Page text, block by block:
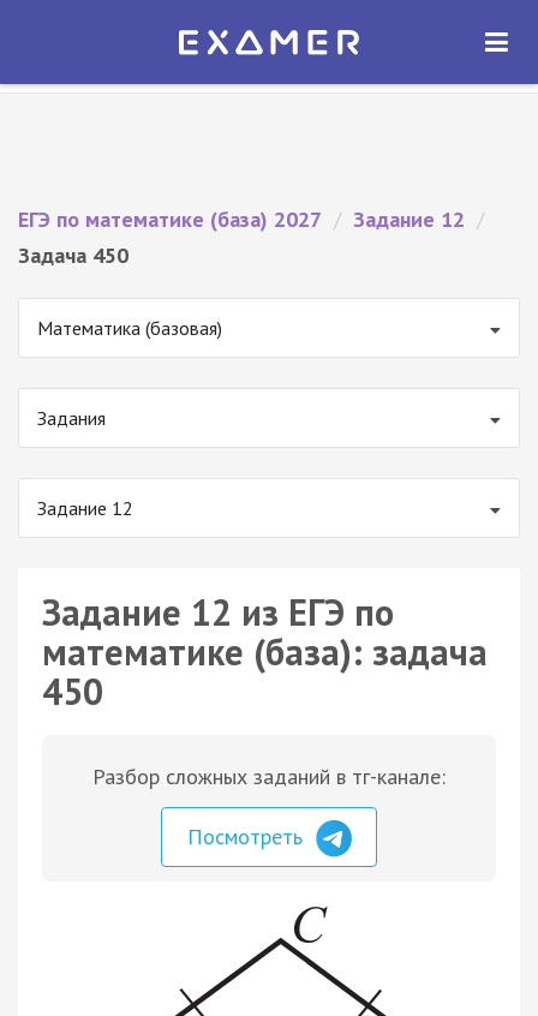
Экзамер — ЕГЭ 2027
ОТКРЫТЬ
ЕГЭ по математике (база) 2027 / Задание 12 /
Задача 450
Математика (базовая)
Задания
Задание 12
Задание 12 из ЕГЭ по
математике (база): задача
450
Разбор сложных заданий в тг-канале:
Посмотреть